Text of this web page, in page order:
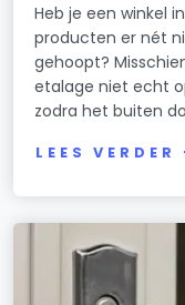
Heb je een winkel
producten er nét
gehoopt?
etalage niet echt
zodra het buiten
LEES VERDER